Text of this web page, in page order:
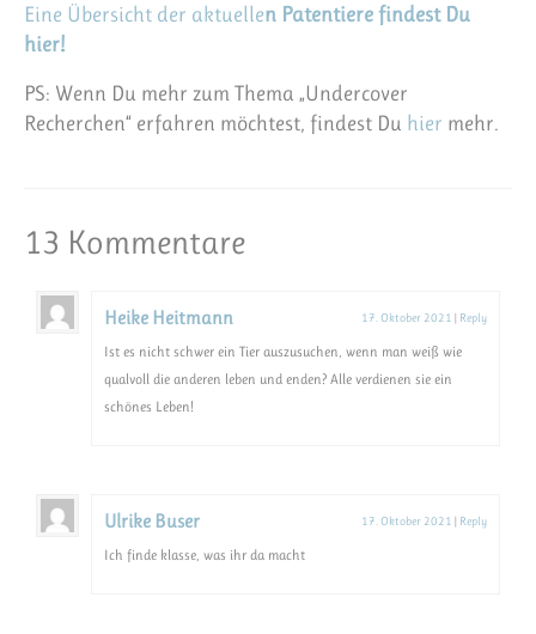
Eine Übersicht der aktuellen Patentiere findest Du
hier!
PS: Wenn Du mehr zum Thema „Undercover
Recherchen“ erfahren möchtest, findest Du hier mehr.
13 Kommentare
Heike Heitmann 17. Oktober 2021 | Reply
Ist es nicht schwer ein Tier auszusuchen, wenn man weiß wie
qualvoll die anderen leben und enden? Alle verdienen sie ein
schönes Leben!
Ulrike Buser 17. Oktober 2021 | Reply
Ich finde klasse, was ihr da macht